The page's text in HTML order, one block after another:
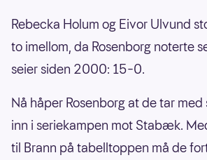
Rebecka Holum og Eivor Ulvund
to imellom, da Rosenborg noterte
seier siden 2000: 15–0.
Nå håper Rosenborg at de tar
inn i seriekampen mot Stabæk.
til Brann på tabelltoppen må de